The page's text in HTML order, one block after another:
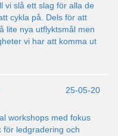
vi slå ett slag för alla de
cykla på. Dels för att
lite nya utflyktsmål men
vi har att komma ut
25-05-20
workshops med fokus
för ledgradering och